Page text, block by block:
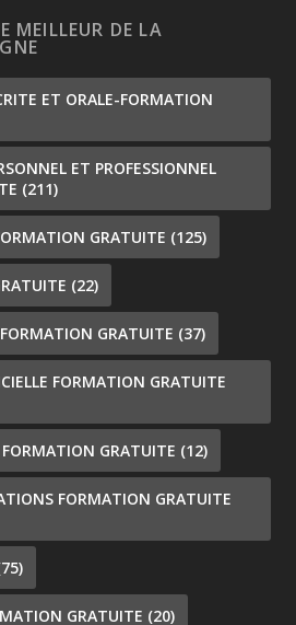
MEILLEUR DE LA
ET ORALE-FORMATION
ET PROFESSIONNEL
(211)
GRATUITE (125)
(22)
GRATUITE (37)
FORMATION GRATUITE
GRATUITE (12)
FORMATION GRATUITE
GRATUITE (20)